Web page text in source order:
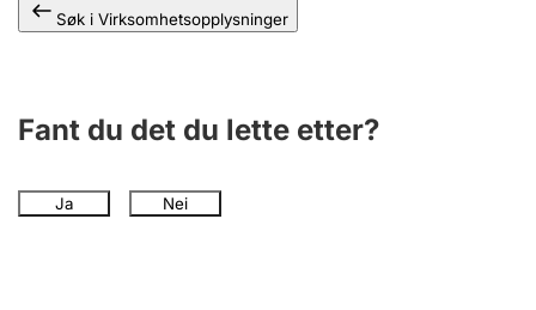
Søk i Virksomhetsopplysninger
Fant du det du lette etter?
Ja Nei